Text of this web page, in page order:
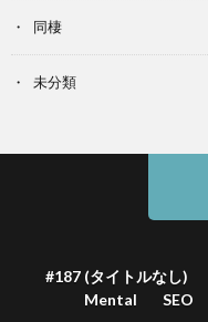
同棲
未分類
#187 (タイトルなし)
Mental
SEO